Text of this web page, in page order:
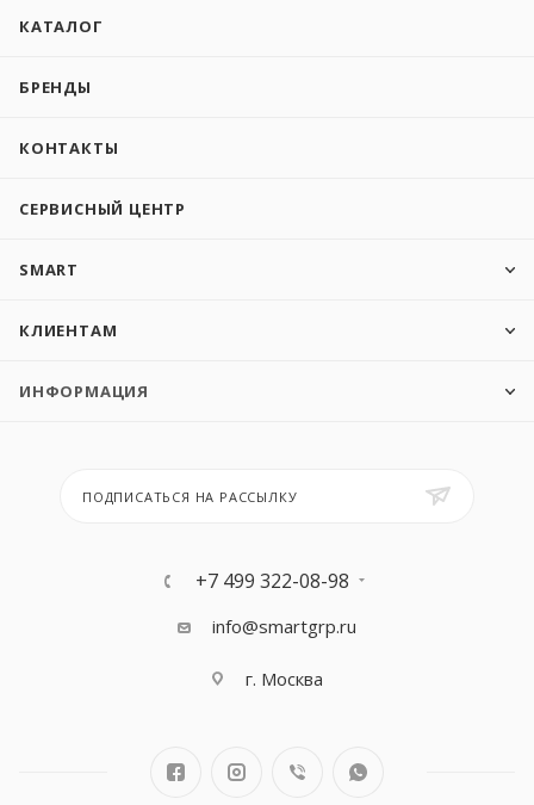
КАТАЛОГ
БРЕНДЫ
КОНТАКТЫ
СЕРВИСНЫЙ ЦЕНТР
SMART
КЛИЕНТАМ
ИНФОРМАЦИЯ
ПОДПИСАТЬСЯ НА РАССЫЛКУ
+7 499 322-08-98
info@smartgrp.ru
г. Москва